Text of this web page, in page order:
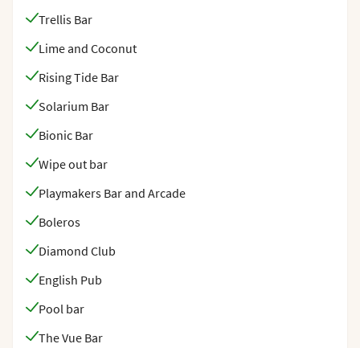
Trellis Bar
Lime and Coconut
Rising Tide Bar
Solarium Bar
Bionic Bar
Wipe out bar
Playmakers Bar and Arcade
Boleros
Diamond Club
English Pub
Pool bar
The Vue Bar